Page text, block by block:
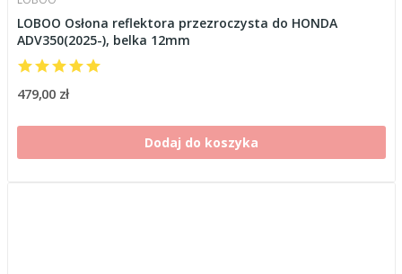
LOBOO Osłona reflektora przezroczysta do HONDA
ADV350(2025-), belka 12mm
479,00 zł
Dodaj do koszyka